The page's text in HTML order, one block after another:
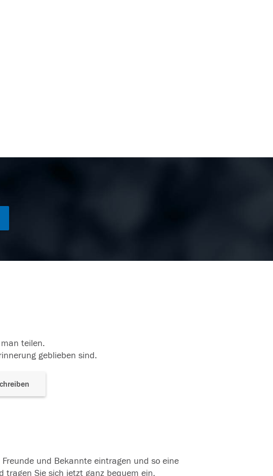
teilen.
geblieben sind.
und Bekannte eintragen und so eine
tragen Sie sich jetzt ganz bequem ein.